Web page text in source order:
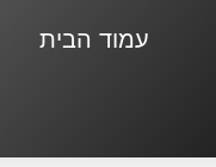
עמוד הבית